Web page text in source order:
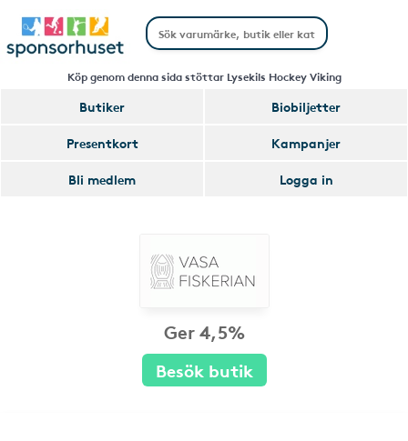
Köp genom denna sida stöttar Lysekils Hockey Viking
Butiker
Biobiljetter
Presentkort
Kampanjer
Bli medlem
Logga in
Ger 4,5%
Besök butik